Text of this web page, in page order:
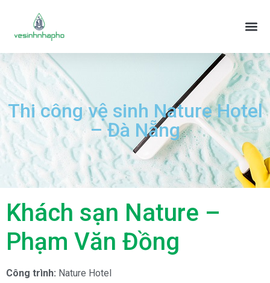
Thi công vệ sinh Nature Hotel
– Đà Nẵng
Khách sạn Nature –
Phạm Văn Đồng
Công trình: Nature Hotel